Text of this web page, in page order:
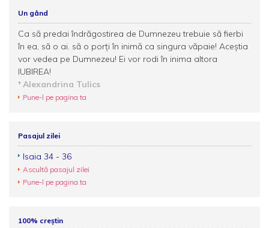
Un gând
Ca să predai îndrăgostirea de Dumnezeu trebuie să fierbi
în ea, să o ai. să o porți în inimă ca singura văpaie! Aceștia
vor vedea pe Dumnezeu! Ei vor rodi în inima altora
IUBIREA!
Alexandrina Tulics
Pune-l pe pagina ta
Pasajul zilei
Isaia 34 - 36
Ascultă pasajul zilei
Pune-l pe pagina ta
100% creștin